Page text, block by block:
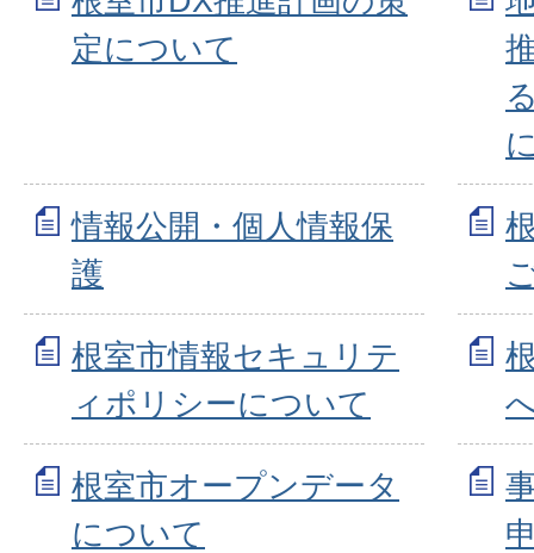
定について
情報公開・個人情報保
護
根室市情報セキュリテ
ィポリシーについて
根室市オープンデータ
について